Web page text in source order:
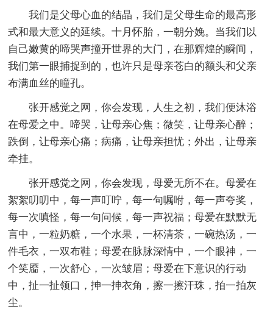
我们是父母心血的结晶，我们是父母生命的最高形
式和最大意义的延续。十月怀胎，一朝分娩。当我们以
自己嫩黄的啼哭声撞开世界的大门，在那辉煌的瞬间，
我们第一眼捕捉到的，也许只是母亲苍白的额头和父亲
布满血丝的瞳孔。
张开感觉之网，你会发现，人生之初，我们便沐浴
在母爱之中。啼哭，让母亲心焦；微笑，让母亲心醉；
跌倒，让母亲心痛；病痛，让母亲担忧；外出，让母亲
牵挂。
张开感觉之网，你会发现，母爱无所不在。母爱在
絮絮叨叨中，每一声叮咛，每一句嘱咐，每一声夸奖，
每一次嗔怪，每一句问候，每一声祝福；母爱在默默无
言中，一粒奶糖，一个水果，一杯清茶，一碗热汤，一
件毛衣，一双布鞋；母爱在脉脉深情中，一个眼神，一
个笑靥，一次舒心，一次皱眉；母爱在下意识的行动
中，扯一扯领口，抻一抻衣角，擦一擦汗珠，拍一拍灰
尘。